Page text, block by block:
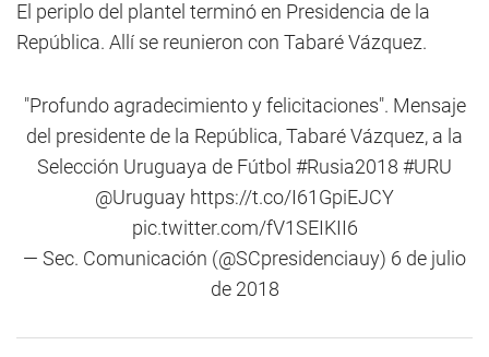
El periplo del plantel terminó en Presidencia de la
República. Allí se reunieron con Tabaré Vázquez.
"Profundo agradecimiento y felicitaciones". Mensaje
del presidente de la República, Tabaré Vázquez, a la
Selección Uruguaya de Fútbol #Rusia2018 #URU
@Uruguay https://t.co/I61GpiEJCY
pic.twitter.com/fV1SEIKII6
— Sec. Comunicación (@SCpresidenciauy) 6 de julio
de 2018